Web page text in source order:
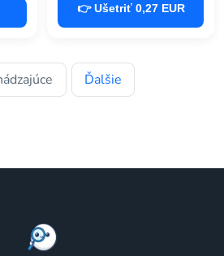
👉 Ušetriť 0,27 EUR
Ďalšie